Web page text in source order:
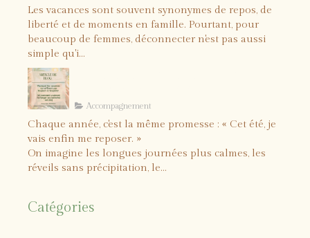
Les vacances sont souvent synonymes de repos, de
liberté et de moments en famille. Pourtant, pour
beaucoup de femmes, déconnecter n'est pas aussi
simple qu'i...
Accompagnement
Chaque année, c'est la même promesse : « Cet été, je
vais enfin me reposer. »
On imagine les longues journées plus calmes, les
réveils sans précipitation, le...
Catégories